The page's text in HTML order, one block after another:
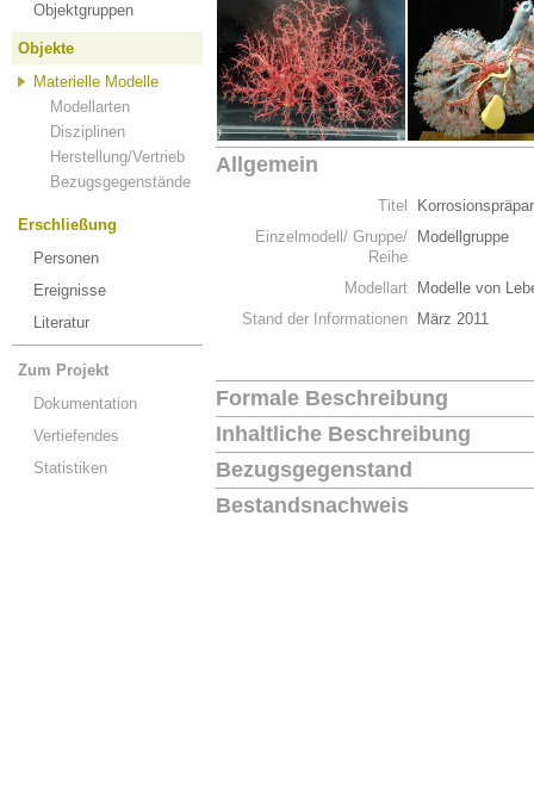
Objektgruppen
Objekte
Materielle Modelle
Modellarten
Disziplinen
Herstellung/Vertrieb
Bezugsgegenstände
Erschließung
Personen
Ereignisse
Literatur
Zum Projekt
Dokumentation
Vertiefendes
Statistiken
Allgemein
Titel
Einzelmodell/ Gruppe/
Reihe
Modellgruppe
Modellart
Modelle von
Stand der Informationen
März 2011
Formale Beschreibung
Inhaltliche Beschreibung
Bezugsgegenstand
Bestandsnachweis